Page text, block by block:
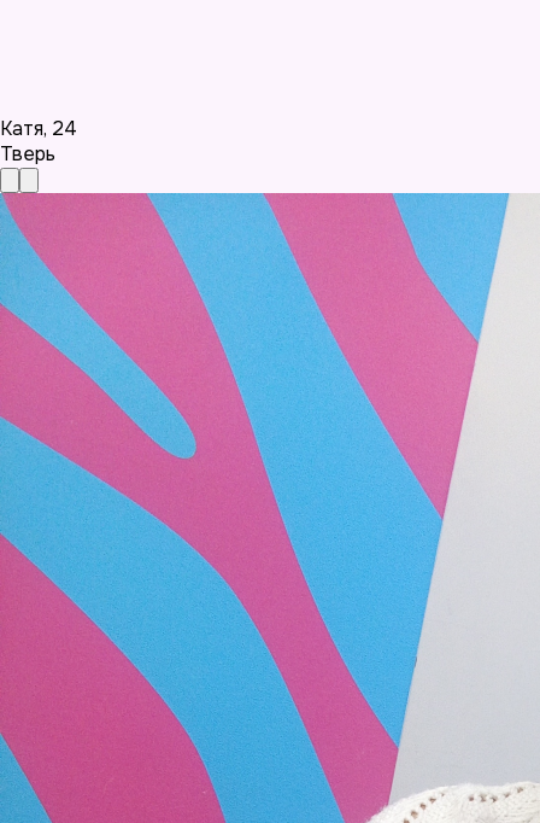
Катя, 24
Тверь